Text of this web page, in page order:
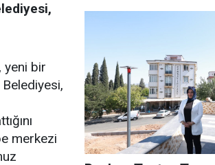
yeni bir
merkezi